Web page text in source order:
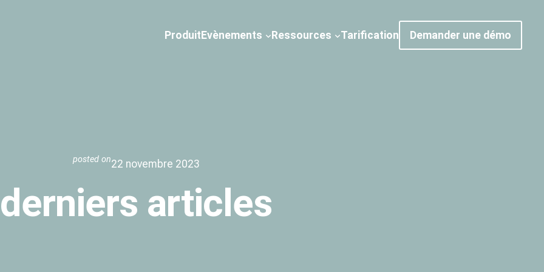
Produit Evènements Ressources Tarification Demander une démo
posted on22 novembre 2023
derniers articles